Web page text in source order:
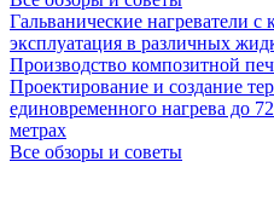
Гальванические нагреватели с
эксплуатация в различных
Производство композитной
Проектирование и создание
единовременного нагрева до
метрах
Все обзоры и советы